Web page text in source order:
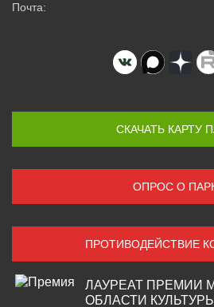
Почта:
СКАЧАТЬ КАРТУ
ОПРОС О
ПРОТИВОДЕЙСТВИЕ
ЛАУРЕАТ ПРЕМИИ
ОБЛАСТИ